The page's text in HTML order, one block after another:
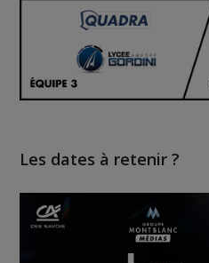
Les dates à retenir ?